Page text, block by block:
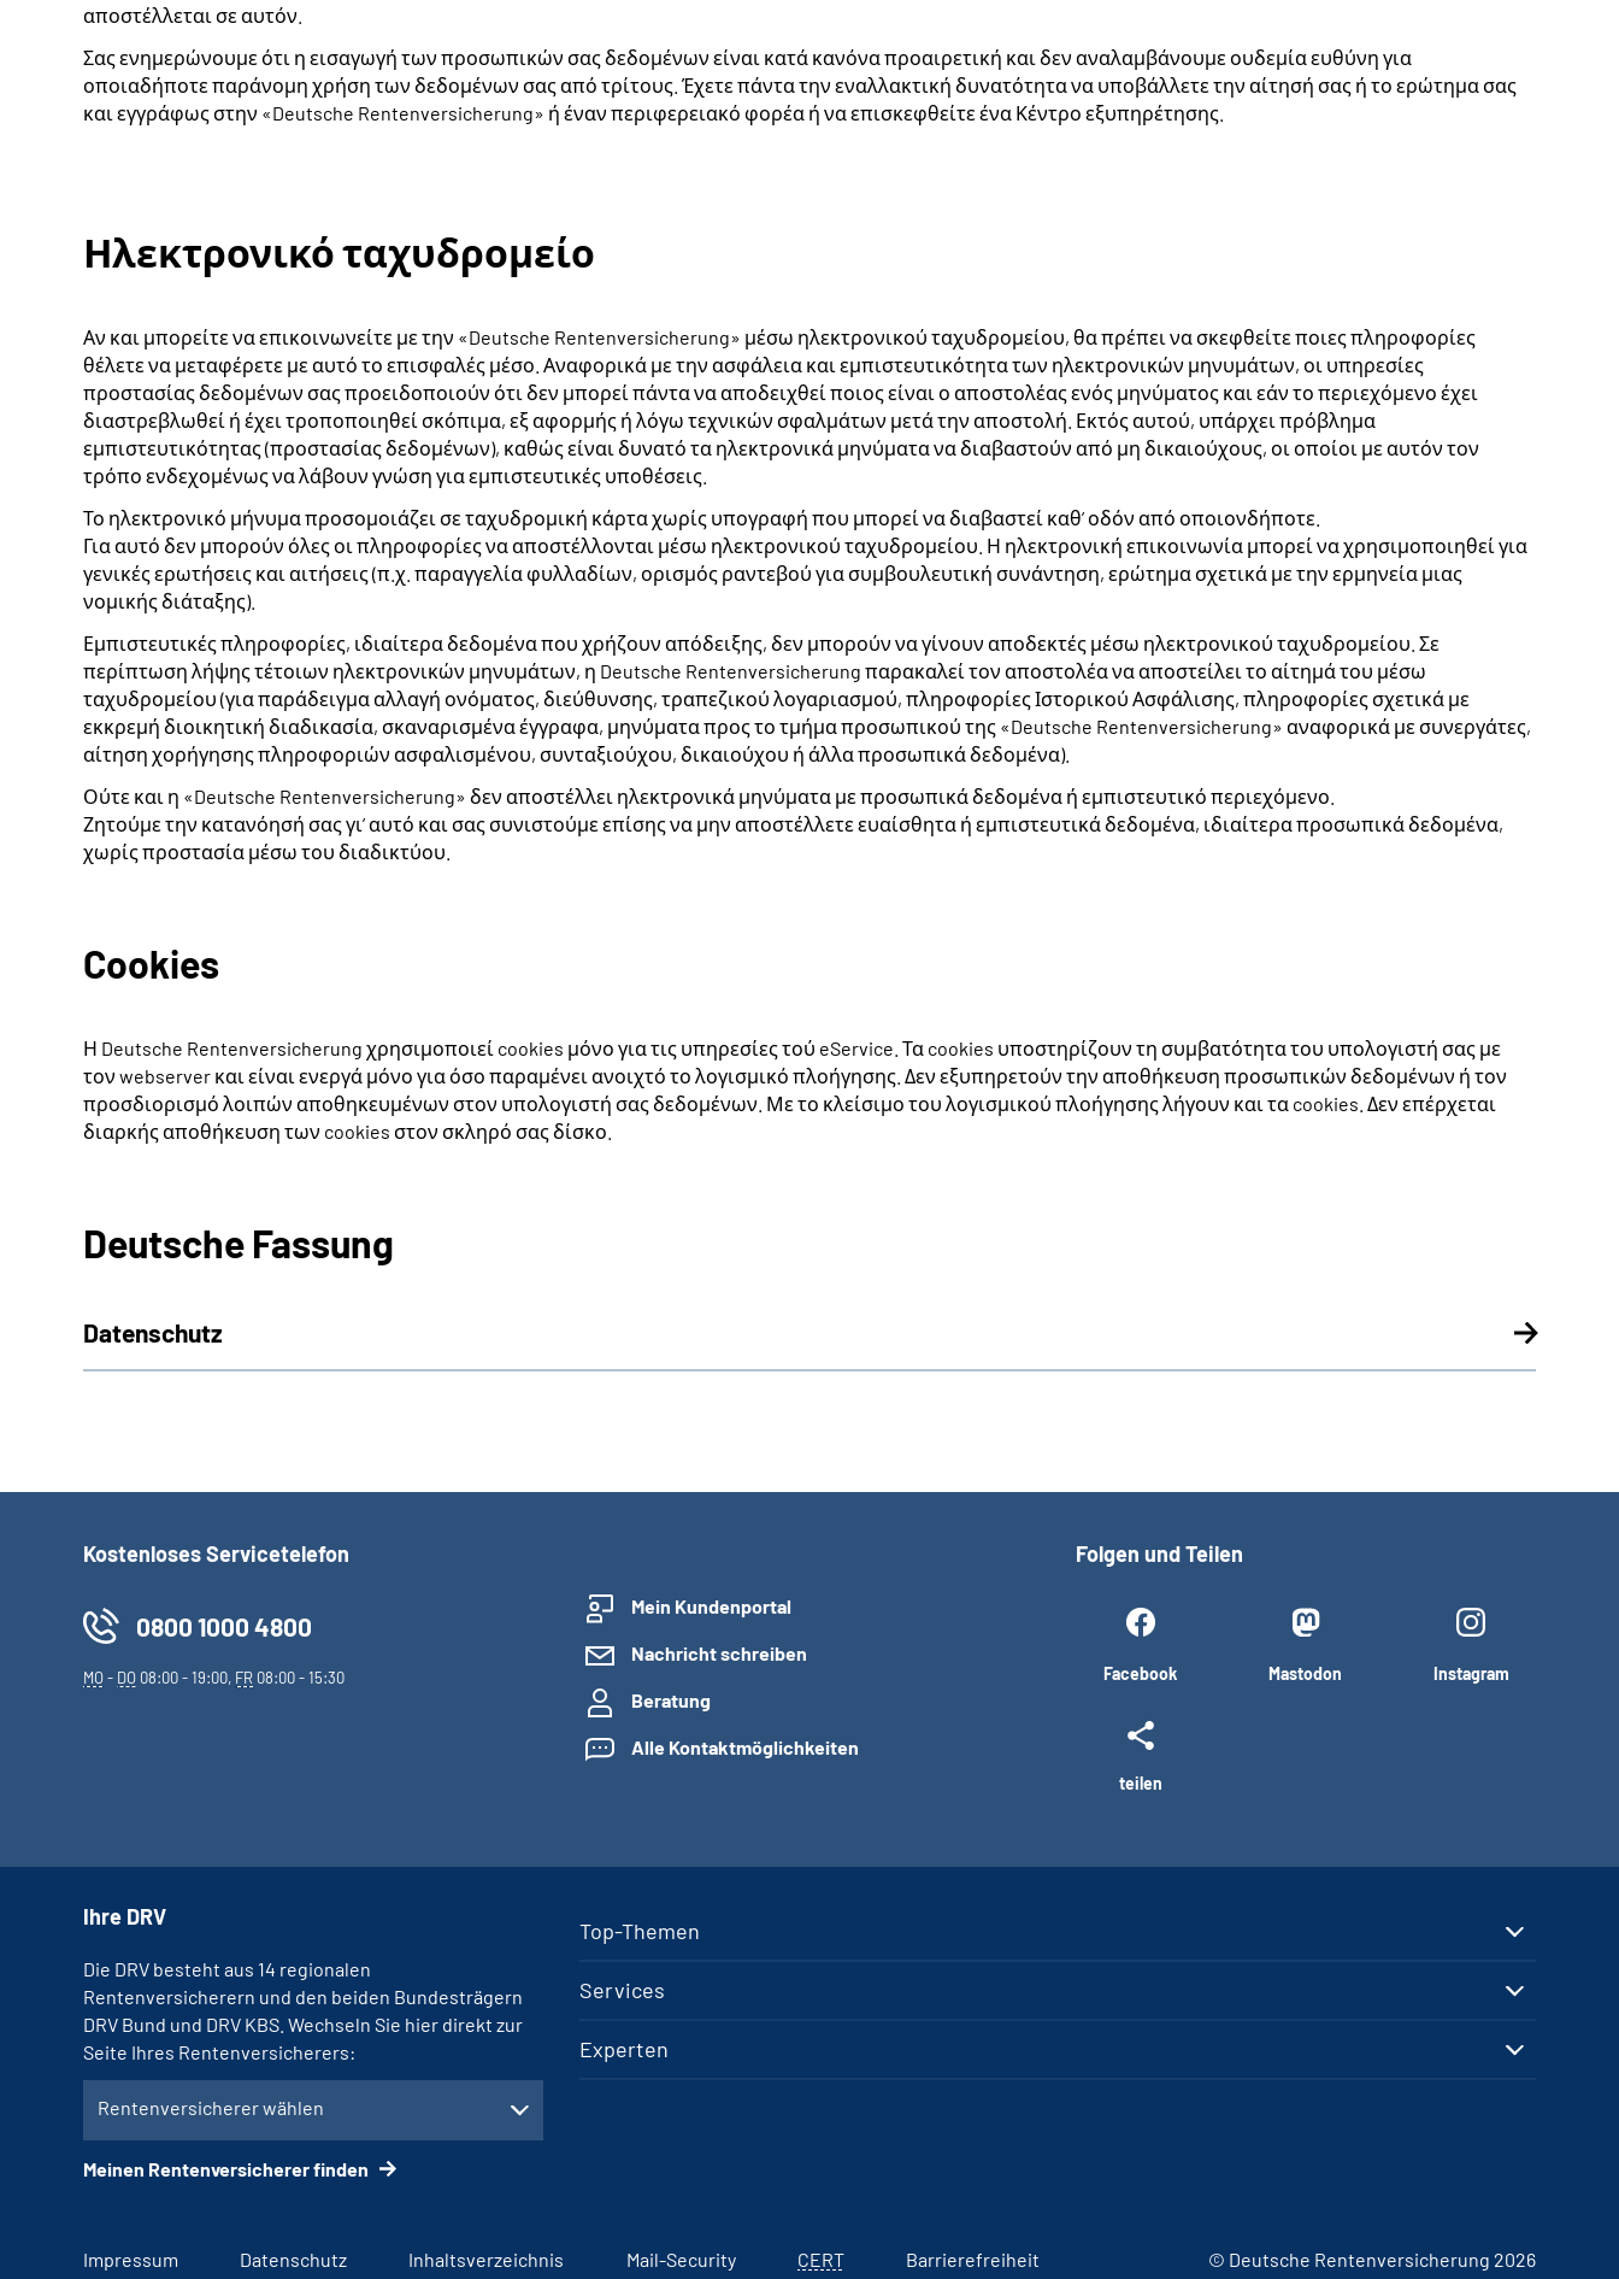
αποστέλλεται σε αυτόν.
Σας ενημερώνουμε ότι η εισαγωγή των προσωπικών σας δεδομένων είναι κατά κανόνα προαιρετική και δεν αναλαμβάνουμε ουδεμία ευθύνη για
οποιαδήποτε παράνομη χρήση των δεδομένων σας από τρίτους. Έχετε πάντα την εναλλακτική δυνατότητα να υποβάλλετε την αίτησή σας ή το ερώτημα σας
και εγγράφως στην «Deutsche Rentenversicherung» ή έναν περιφερειακό φορέα ή να επισκεφθείτε ένα Κέντρο εξυπηρέτησης.
Ηλεκτρονικό ταχυδρομείο
Αν και μπορείτε να επικοινωνείτε με την «Deutsche Rentenversicherung» μέσω ηλεκτρονικού ταχυδρομείου, θα πρέπει να σκεφθείτε ποιες πληροφορίες
θέλετε να μεταφέρετε με αυτό το επισφαλές μέσο. Αναφορικά με την ασφάλεια και εμπιστευτικότητα των ηλεκτρονικών μηνυμάτων, οι υπηρεσίες
προστασίας δεδομένων σας προειδοποιούν ότι δεν μπορεί πάντα να αποδειχθεί ποιος είναι ο αποστολέας ενός μηνύματος και εάν το περιεχόμενο έχει
διαστρεβλωθεί ή έχει τροποποιηθεί σκόπιμα, εξ αφορμής ή λόγω τεχνικών σφαλμάτων μετά την αποστολή. Εκτός αυτού, υπάρχει πρόβλημα
εμπιστευτικότητας (προστασίας δεδομένων), καθώς είναι δυνατό τα ηλεκτρονικά μηνύματα να διαβαστούν από μη δικαιούχους, οι οποίοι με αυτόν τον
τρόπο ενδεχομένως να λάβουν γνώση για εμπιστευτικές υποθέσεις.
Το ηλεκτρονικό μήνυμα προσομοιάζει σε ταχυδρομική κάρτα χωρίς υπογραφή που μπορεί να διαβαστεί καθ’ οδόν από οποιονδήποτε.
Για αυτό δεν μπορούν όλες οι πληροφορίες να αποστέλλονται μέσω ηλεκτρονικού ταχυδρομείου. Η ηλεκτρονική επικοινωνία μπορεί να χρησιμοποιηθεί για
γενικές ερωτήσεις και αιτήσεις (π.χ. παραγγελία φυλλαδίων, ορισμός ραντεβού για συμβουλευτική συνάντηση, ερώτημα σχετικά με την ερμηνεία μιας
νομικής διάταξης).
Εμπιστευτικές πληροφορίες, ιδιαίτερα δεδομένα που χρήζουν απόδειξης, δεν μπορούν να γίνουν αποδεκτές μέσω ηλεκτρονικού ταχυδρομείου. Σε
περίπτωση λήψης τέτοιων ηλεκτρονικών μηνυμάτων, η Deutsche Rentenversicherung παρακαλεί τον αποστολέα να αποστείλει το αίτημά του μέσω
ταχυδρομείου (για παράδειγμα αλλαγή ονόματος, διεύθυνσης, τραπεζικού λογαριασμού, πληροφορίες Ιστορικού Ασφάλισης, πληροφορίες σχετικά με
εκκρεμή διοικητική διαδικασία, σκαναρισμένα έγγραφα, μηνύματα προς το τμήμα προσωπικού της «Deutsche Rentenversicherung» αναφορικά με συνεργάτες,
αίτηση χορήγησης πληροφοριών ασφαλισμένου, συνταξιούχου, δικαιούχου ή άλλα προσωπικά δεδομένα).
Ούτε και η «Deutsche Rentenversicherung» δεν αποστέλλει ηλεκτρονικά μηνύματα με προσωπικά δεδομένα ή εμπιστευτικό περιεχόμενο.
Ζητούμε την κατανόησή σας γι’ αυτό και σας συνιστούμε επίσης να μην αποστέλλετε ευαίσθητα ή εμπιστευτικά δεδομένα, ιδιαίτερα προσωπικά δεδομένα,
χωρίς προστασία μέσω του διαδικτύου.
Cookies
Η Deutsche Rentenversicherung χρησιμοποιεί cookies μόνο για τις υπηρεσίες τού eService. Τα cookies υποστηρίζουν τη συμβατότητα του υπολογιστή σας με
τον webserver και είναι ενεργά μόνο για όσο παραμένει ανοιχτό το λογισμικό πλοήγησης. Δεν εξυπηρετούν την αποθήκευση προσωπικών δεδομένων ή τον
προσδιορισμό λοιπών αποθηκευμένων στον υπολογιστή σας δεδομένων. Με το κλείσιμο του λογισμικού πλοήγησης λήγουν και τα cookies. Δεν επέρχεται
διαρκής αποθήκευση των cookies στον σκληρό σας δίσκο.
Deutsche Fassung
Datenschutz
Kostenloses Servicetelefon
0800 1000 4800
MO- DO 08:00 - 19:00, FR 08:00 - 15:30
Mein Kundenportal
Nachricht schreiben
Beratung
Alle Kontaktmöglichkeiten
Folgen und Teilen
Facebook Mastodon Instagram
teilen
Top-Themen
Services
Experten
Ihre DRV
Die DRV besteht aus 14 regionalen
Rentenversicherern und den beiden Bundesträgern
DRV Bund und DRV KBS. Wechseln Sie hier direkt zur
Seite Ihres Rentenversicherers:
Rentenversicherer wählen
Meinen Rentenversicherer finden
Impressum Datenschutz Inhaltsverzeichnis Mail-Security CERT Barrierefreiheit © Deutsche Rentenversicherung 2026